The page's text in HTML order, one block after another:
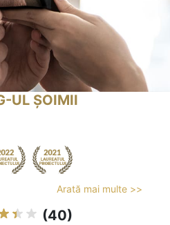
UL ȘOIMII
Arată mai multe >>
(40)